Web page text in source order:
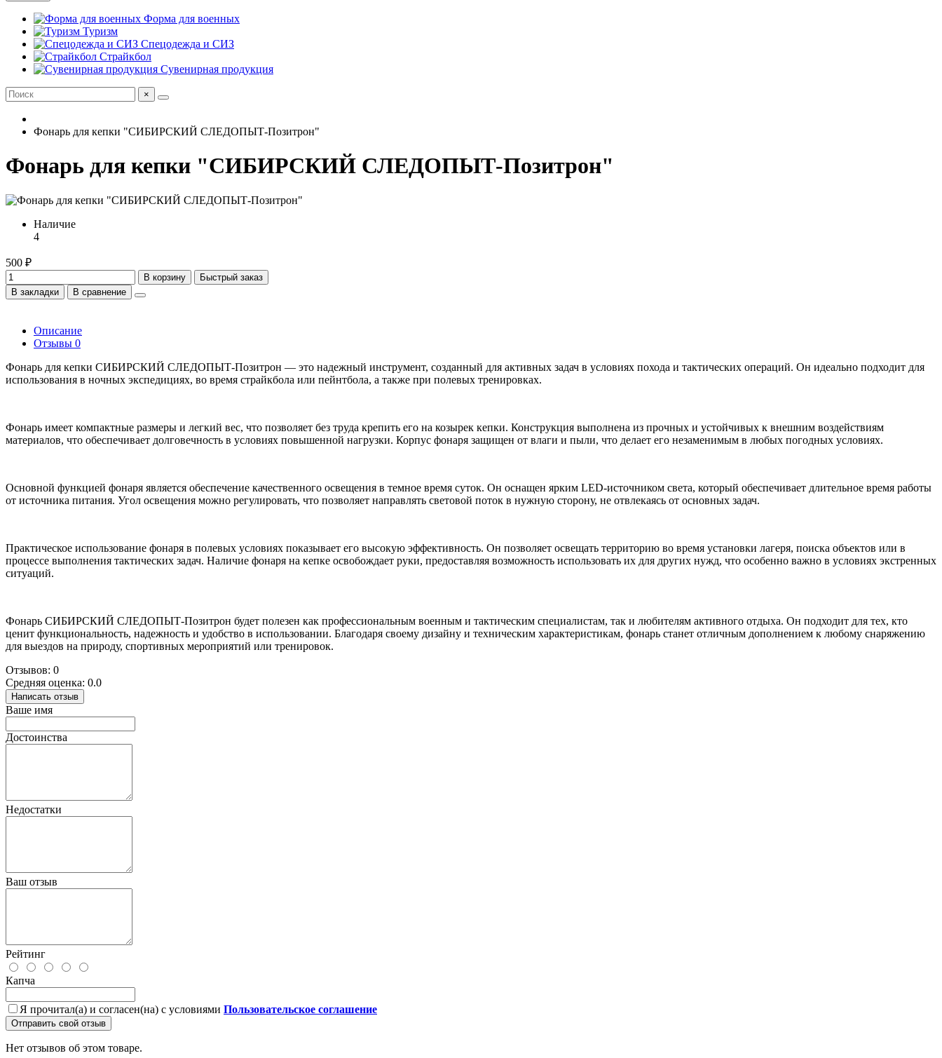
Форма для военных
Туризм
Спецодежда и СИЗ
Страйкбол
Сувенирная продукция
×
Фонарь для кепки "СИБИРСКИЙ СЛЕДОПЫТ-Позитрон"
Фонарь для кепки "СИБИРСКИЙ СЛЕДОПЫТ-Позитрон"
Наличие
4
500 ₽
В корзину
Быстрый заказ
В закладки
В сравнение
Описание
Отзывы 0
Фонарь для кепки СИБИРСКИЙ СЛЕДОПЫТ-Позитрон — это надежный инструмент, созданный для активных задач в условиях похода и тактических операций. Он идеально подходит для
использования в ночных экспедициях, во время страйкбола или пейнтбола, а также при полевых тренировках.
Фонарь имеет компактные размеры и легкий вес, что позволяет без труда крепить его на козырек кепки. Конструкция выполнена из прочных и устойчивых к внешним воздействиям
материалов, что обеспечивает долговечность в условиях повышенной нагрузки. Корпус фонаря защищен от влаги и пыли, что делает его незаменимым в любых погодных условиях.
Основной функцией фонаря является обеспечение качественного освещения в темное время суток. Он оснащен ярким LED-источником света, который обеспечивает длительное время работы
от источника питания. Угол освещения можно регулировать, что позволяет направлять световой поток в нужную сторону, не отвлекаясь от основных задач.
Практическое использование фонаря в полевых условиях показывает его высокую эффективность. Он позволяет освещать территорию во время установки лагеря, поиска объектов или в
процессе выполнения тактических задач. Наличие фонаря на кепке освобождает руки, предоставляя возможность использовать их для других нужд, что особенно важно в условиях экстренных
ситуаций.
Фонарь СИБИРСКИЙ СЛЕДОПЫТ-Позитрон будет полезен как профессиональным военным и тактическим специалистам, так и любителям активного отдыха. Он подходит для тех, кто
ценит функциональность, надежность и удобство в использовании. Благодаря своему дизайну и техническим характеристикам, фонарь станет отличным дополнением к любому снаряжению
для выездов на природу, спортивных мероприятий или тренировок.
Отзывов: 0
Средняя оценка: 0.0
Написать отзыв
Ваше имя
Достоинства
Недостатки
Ваш отзыв
Рейтинг
Капча
Я прочитал(а) и согласен(на) с условиями Пользовательское соглашение
Отправить свой отзыв
Нет отзывов об этом товаре.